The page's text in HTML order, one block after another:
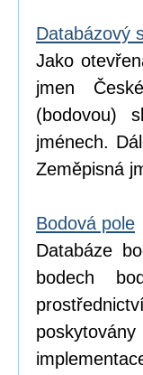
Databázový
Jako
jmen
(bodovou)
jménech.
Zeměpisná
Bodová pole
Databáze
bodech